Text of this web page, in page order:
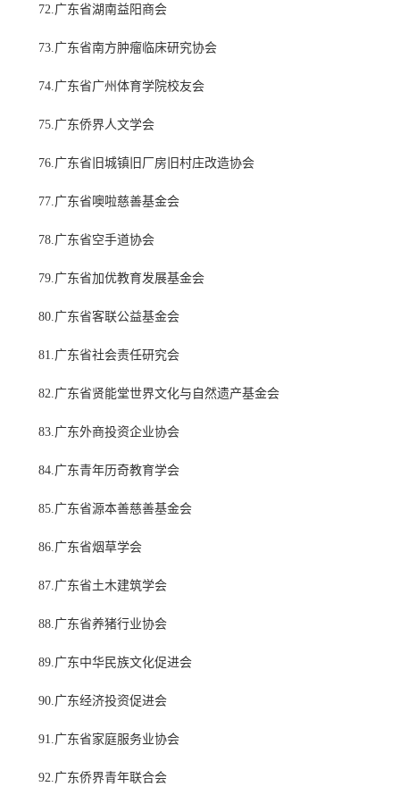
72.广东省湖南益阳商会
73.广东省南方肿瘤临床研究协会
74.广东省广州体育学院校友会
75.广东侨界人文学会
76.广东省旧城镇旧厂房旧村庄改造协会
77.广东省噢啦慈善基金会
78.广东省空手道协会
79.广东省加优教育发展基金会
80.广东省客联公益基金会
81.广东省社会责任研究会
82.广东省贤能堂世界文化与自然遗产基金会
83.广东外商投资企业协会
84.广东青年历奇教育学会
85.广东省源本善慈善基金会
86.广东省烟草学会
87.广东省土木建筑学会
88.广东省养猪行业协会
89.广东中华民族文化促进会
90.广东经济投资促进会
91.广东省家庭服务业协会
92.广东侨界青年联合会